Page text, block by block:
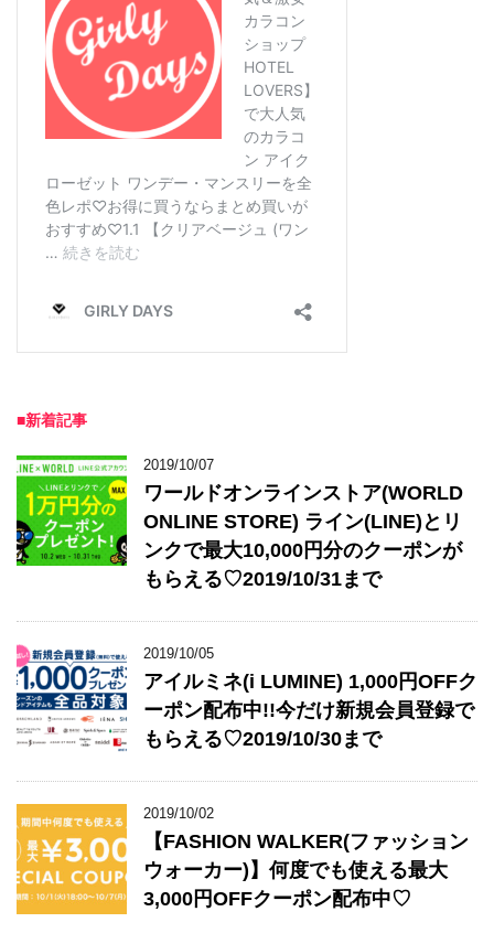
■新着記事
2019/10/07
ワールドオンラインストア(WORLD
ONLINE STORE) ライン(LINE)とリ
ンクで最大10,000円分のクーポンが
もらえる♡2019/10/31まで
2019/10/05
アイルミネ(i LUMINE) 1,000円OFFク
ーポン配布中!!今だけ新規会員登録で
もらえる♡2019/10/30まで
2019/10/02
【FASHION WALKER(ファッション
ウォーカー)】何度でも使える最大
3,000円OFFクーポン配布中♡